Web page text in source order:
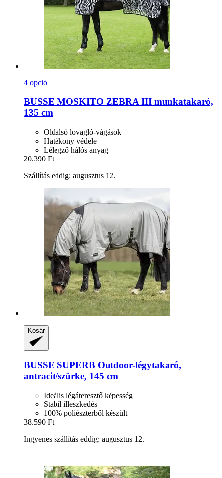
4 opció
BUSSE MOSKITO ZEBRA III munkatakaró,
135 cm
Oldalsó lovagló-vágások
Hatékony védele
Lélegző hálós anyag
20.390 Ft
Szállítás eddig: augusztus 12.
Kosár
BUSSE SUPERB Outdoor-​légytakaró,
antracit/szürke, 145 cm
Ideális légáteresztő képesség
Stabil illeszkedés
100% poliészterből készült
38.590 Ft
Ingyenes szállítás eddig: augusztus 12.